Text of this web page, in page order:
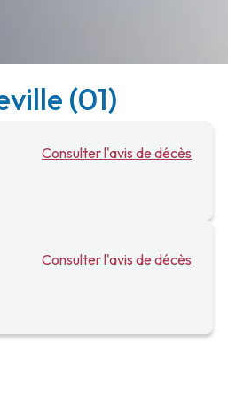
(01)
Consulter l'avis de décès
Consulter l'avis de décès